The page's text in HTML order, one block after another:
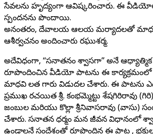
సేవలను హృద్యంగా ఆవిష్కరించారు. ఈ వీడియోలు
స్పందనను పొందాయి.
అనంతరం, దేవాలయ ఆలయ మర్యాదలతో
ఆశీర్వచనం అందించారు రఘుశర్మ.
అదేవిధంగా, “సనాతనం శ్వాసగా” అనే
రూపొందించిన వీడియో పాటను ఈ కార్యక్రమంలో
మాధవి లత గారు విడుదల చేశారు. ఈ పాటను
ప్రముఖ రచయిత శ్రీ. కంభమ్మెట్టు శేషగిరిరావు
జంబుల మరియు కొల్లా శ్రీనివాసరావు (వాసు)
చేశారు. సనాతన ధర్మం మన జీవన విధానంలో
ఉండాలనే సందేశంతో రూపొందిన ఈ పాట ,